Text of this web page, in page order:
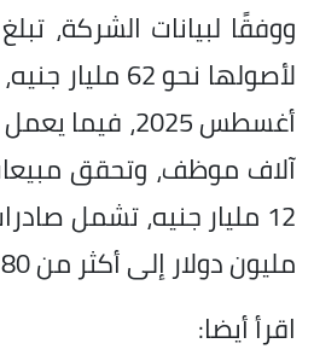
ووفقًا لبيانات الشركة،
لأصولها نحو
أغسطس 2025،
آلاف موظف، وتحقق
مليون دولار إلى أكثر من 80 دولة حول العالم.
اقرأ أيضا: